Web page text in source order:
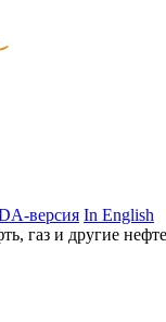
версия In English
газ и другие